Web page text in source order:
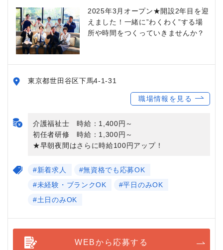
2025年3月オープン★開設2年目を迎
えました！一緒に”わくわく”する場
所や時間をつくっていきませんか？
東京都世田谷区下馬4-1-31
職場情報を見る
介護福祉士 時給：1,400円～
初任者研修 時給：1,300円～
★早朝夜間はさらに時給100円アップ！
#新着求人
#無資格でも応募OK
#未経験・ブランクOK
#平日のみOK
#土日のみOK
WEBから応募する